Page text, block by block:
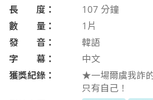
長 度：
107 分鐘
數 量：
1片
發 音：
韓語
字 幕：
中文
獲獎紀錄：
★一場爾虞我詐
只有自己！